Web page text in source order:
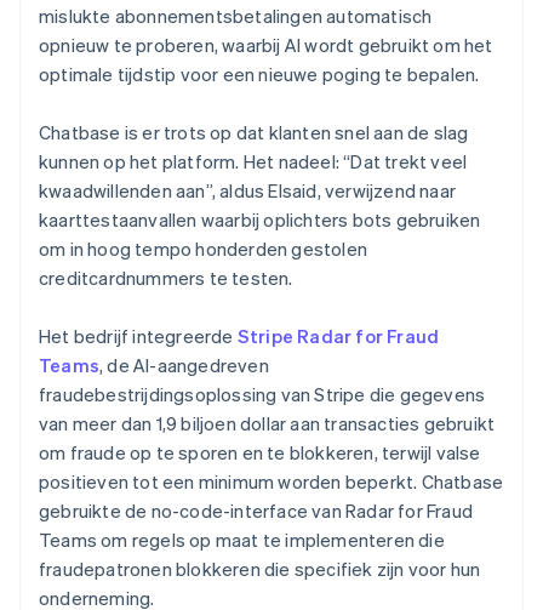
mislukte abonnementsbetalingen automatisch
opnieuw te proberen, waarbij AI wordt gebruikt om het
optimale tijdstip voor een nieuwe poging te bepalen.
Chatbase is er trots op dat klanten snel aan de slag
kunnen op het platform. Het nadeel: “Dat trekt veel
kwaadwillenden aan”, aldus Elsaid, verwijzend naar
kaarttestaanvallen waarbij oplichters bots gebruiken
om in hoog tempo honderden gestolen
creditcardnummers te testen.
Het bedrijf integreerde Stripe Radar for Fraud
Teams, de AI-aangedreven
fraudebestrijdingsoplossing van Stripe die gegevens
van meer dan 1,9 biljoen dollar aan transacties gebruikt
om fraude op te sporen en te blokkeren, terwijl valse
positieven tot een minimum worden beperkt. Chatbase
gebruikte de no-code-interface van Radar for Fraud
Teams om regels op maat te implementeren die
fraudepatronen blokkeren die specifiek zijn voor hun
onderneming.